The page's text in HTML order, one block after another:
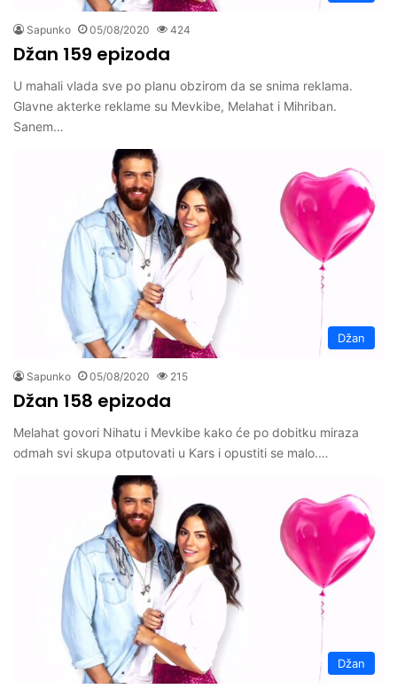
Sapunko 05/08/2020 424
Džan 159 epizoda
U mahali vlada sve po planu obzirom da se snima reklama.
Glavne akterke reklame su Mevkibe, Melahat i Mihriban.
Sanem…
Džan
Sapunko 05/08/2020 215
Džan 158 epizoda
Melahat govori Nihatu i Mevkibe kako će po dobitku miraza
odmah svi skupa otputovati u Kars i opustiti se malo.…
Džan